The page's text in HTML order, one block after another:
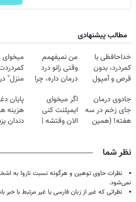
مطالب پیشنهادی
خداحافظی با
کمردرد، بدون
قرص و آمپول
من نمیفهمم
وقتی زانو درد
درمان داره، چرا
تحمل میکنی؟❗
میخوای
منزل"
جادوی درمان
جای زخم در سه
هفته! (همین
اگر میخوای
ایمپلنت کنی
الان وقتشه |
پایان
هزینه
دندان
نظر شما
نظرات حاوی توهین و هرگونه نسبت ناروا به
نمی‌شود.
نظراتی که غیر از زبان فارسی یا غیر مرتبط با